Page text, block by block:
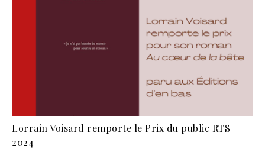
Lorrain Voisard remporte le Prix du public RTS
2024